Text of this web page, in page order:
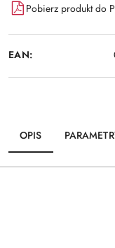
Pobierz produkt do
EAN:
OPIS